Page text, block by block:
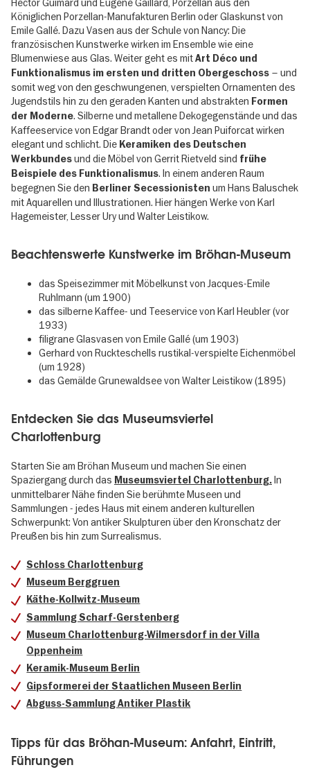
Hector Guimard und Eugène Gaillard, Porzellan aus den
Königlichen Porzellan-Manufakturen Berlin oder Glaskunst von
Emile Gallé. Dazu Vasen aus der Schule von Nancy: Die
französischen Kunstwerke wirken im Ensemble wie eine
Blumenwiese aus Glas. Weiter geht es mitArt Déco und
Funktionalismus im ersten und dritten Obergeschoss – und
somit weg von den geschwungenen, verspielten Ornamenten des
Jugendstils hin zu den geraden Kanten und abstrakten Formen
der Moderne. Silberne und metallene Dekogegenstände und das
Kaffeeservice von Edgar Brandt oder von Jean Puiforcat wirken
elegant und schlicht. Die Keramiken des Deutschen
Werkbundesund die Möbel von Gerrit Rietveld sind frühe
Beispiele des Funktionalismus. In einem anderen Raum
begegnen Sie den Berliner Secessionisten um Hans Baluschek
mit Aquarellen und Illustrationen. Hier hängen Werke von Karl
Hagemeister, Lesser Ury und Walter Leistikow.
Beachtenswerte Kunstwerke im Bröhan-Museum
das Speisezimmer mit Möbelkunst von Jacques-Emile
Ruhlmann (um 1900)
das silberne Kaffee- und Teeservice von Karl Heubler (vor
1933)
filigrane Glasvasen von Emile Gallé (um 1903)
Gerhard von Ruckteschells rustikal-verspielte Eichenmöbel
(um 1928)
das Gemälde Grunewaldsee von Walter Leistikow (1895)
Entdecken Sie das Museumsviertel
Charlottenburg
Starten Sie am Bröhan Museum und machen Sie einen
Spaziergang durch das Museumsviertel Charlottenburg. In
unmittelbarer Nähe finden Sie berühmte Museen und
Sammlungen - jedes Haus mit einem anderen kulturellen
Schwerpunkt: Von antiker Skulpturen über den Kronschatz der
Preußen bis hin zum Surrealismus.
Schloss Charlottenburg
Museum Berggruen
Käthe-Kollwitz-Museum
Sammlung Scharf-Gerstenberg
Museum Charlottenburg-Wilmersdorf in der Villa
Oppenheim
Keramik-Museum Berlin
Gipsformerei der Staatlichen Museen Berlin
Abguss-Sammlung Antiker Plastik
Tipps für das Bröhan-Museum: Anfahrt, Eintritt,
Führungen